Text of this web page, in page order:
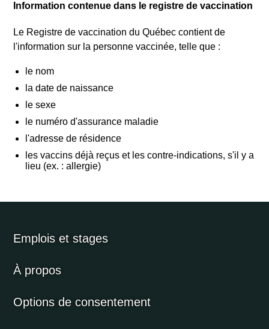
Rechercher
Information contenue dans le registre de vaccination
Le Registre de vaccination du Québec contient de
l'information sur la personne vaccinée, telle que :
le nom
la date de naissance
le sexe
le numéro d'assurance maladie
l'adresse de résidence
les vaccins déjà reçus et les contre-indications, s'il y a
lieu (ex. : allergie)
Emplois et stages
À propos
Options de consentement